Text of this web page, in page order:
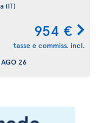
(IT)
954 €
tasse e commiss. incl.
AGO 26